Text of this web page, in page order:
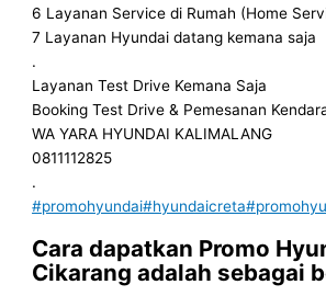
6 Layanan Service di Rumah (Home
7 Layanan Hyundai datang kemana saja
.
Layanan Test Drive Kemana Saja
Booking Test Drive & Pemesanan
WA YARA HYUNDAI KALIMALANG
0811112825
.
#promohyundai#hyundaicreta
Cara dapatkan Promo
Cikarang adalah sebagai